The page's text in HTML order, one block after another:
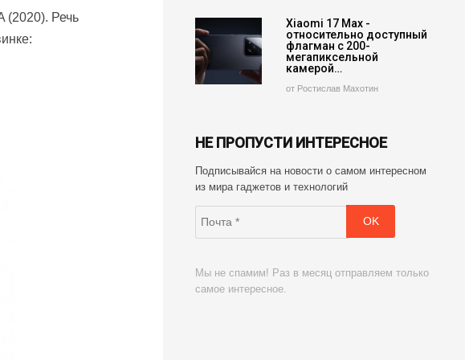
(2020). Речь
Xiaomi 17 Max -
относительно доступный
флагман с 200-
мегапиксельной
камерой…
от Ростислав Махотин
НЕ ПРОПУСТИ ИНТЕРЕСНОЕ
Подписывайся на новости о самом интересном
из мира гаджетов и технологий
Мы не спамим! Раз в месяц отправляем только
самое интересное.